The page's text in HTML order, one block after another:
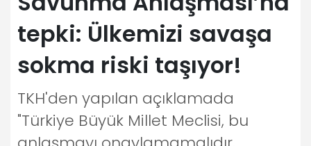
tepki: Ülkemizi savaşa
sokma riski taşıyor!
TKH'den yapılan açıklamada
"Türkiye Büyük Millet Meclisi, bu